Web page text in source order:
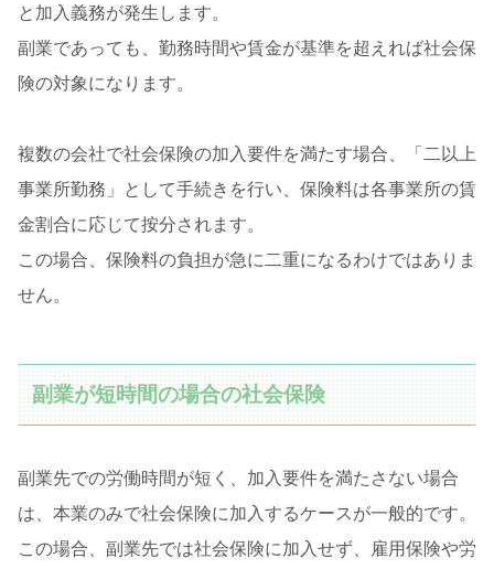
と加入義務が発生します。
副業であっても、勤務時間や賃金が基準を超えれば社会保
険の対象になります。
複数の会社で社会保険の加入要件を満たす場合、「二以上
事業所勤務」として手続きを行い、保険料は各事業所の賃
金割合に応じて按分されます。
この場合、保険料の負担が急に二重になるわけではありま
せん。
副業が短時間の場合の社会保険
副業先での労働時間が短く、加入要件を満たさない場合
は、本業のみで社会保険に加入するケースが一般的です。
この場合、副業先では社会保険に加入せず、雇用保険や労